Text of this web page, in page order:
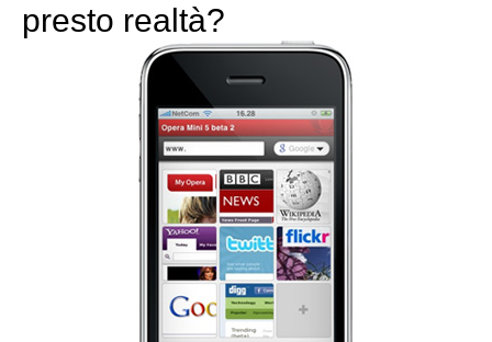
presto realtà?